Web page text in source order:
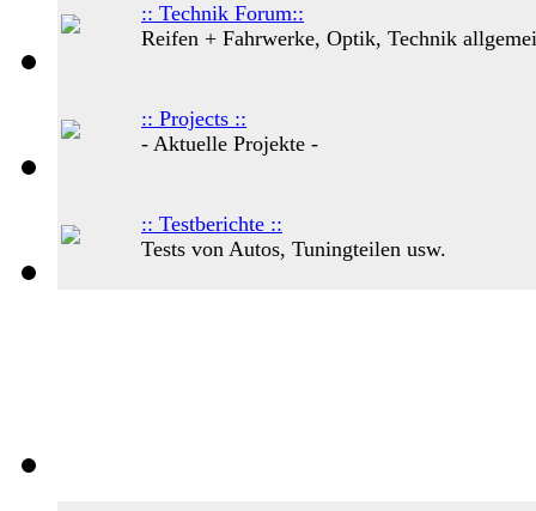
:: Technik Forum::
Reifen + Fahrwerke, Optik, Technik
:: Projects ::
- Aktuelle Projekte -
:: Testberichte ::
Tests von Autos, Tuningteilen usw.